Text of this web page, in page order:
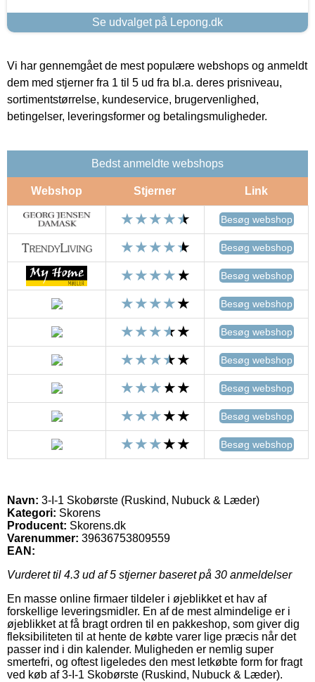
Se udvalget på Lepong.dk
Vi har gennemgået de mest populære webshops og anmeldt
dem med stjerner fra 1 til 5 ud fra bl.a. deres prisniveau,
sortimentstørrelse, kundeservice, brugervenlighed,
betingelser, leveringsformer og betalingsmuligheder.
Bedst anmeldte webshops
Webshop Stjerner Link
Besøg webshop
Besøg webshop
Besøg webshop
Besøg webshop
Besøg webshop
Besøg webshop
Besøg webshop
Besøg webshop
Besøg webshop
Navn: 3-I-1 Skobørste (Ruskind, Nubuck & Læder)
Kategori: Skorens
Producent: Skorens.dk
Varenummer: 39636753809559
EAN:
Vurderet til 4.3 ud af 5 stjerner baseret på 30 anmeldelser
En masse online firmaer tildeler i øjeblikket et hav af
forskellige leveringsmidler. En af de mest almindelige er i
øjeblikket at få bragt ordren til en pakkeshop, som giver dig
fleksibiliteten til at hente de købte varer lige præcis når det
passer ind i din kalender. Muligheden er nemlig super
smertefri, og oftest ligeledes den mest letkøbte form for fragt
ved køb af 3-I-1 Skobørste (Ruskind, Nubuck & Læder).